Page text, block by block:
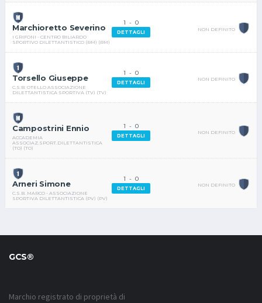
Marchioretto Severino
I GRIFONI - CENTRO BILIARDO
SPORTIVO DILETTANTISTICO (RM) (RM)
1 - 0
DETTAGLI
NON DEFINITO
Torsello Giuseppe
C.S.B. OTELLO ASSOCIAZIONE
DILETTANTISTICA SPORTIVA (TV) (TV)
1 - 0
DETTAGLI
NON DEFINITO
Campostrini Ennio
ACCADEMIA
ASSOCIAZ.SPORT.DILETTANTISTICA
(TO) (TO)
1 - 0
DETTAGLI
NON DEFINITO
Arneri Simone
C.S.B. MARCO - ASSOCIAZIONE
SPORTIVA DILETTANTISTICA (PV) (PV)
1 - 0
DETTAGLI
NON DEFINITO
GCS®
Marchio registrato di proprietà di